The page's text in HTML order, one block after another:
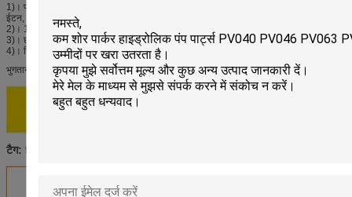
1)। पंप, मोटर्स और स्पेयर पार्ट्स के लिए विकर्स, कावासाकी, कोबेल्को, सॉयर,
ईटन, रेक्स्रोथ, आदि बिक्री पर।
2)। 10 से अधिक वर्षों के अनुभव के साथ कारखानों को अलग करें
3)। छोटे आदेश के लिए भी थोक मूल्य
4)। नि: शुल्क तकनीकी समर्थन करते हैं
भुगतान की शर्तें:
टैग: हाइड्रोलिक पंप मरम्मत भागों